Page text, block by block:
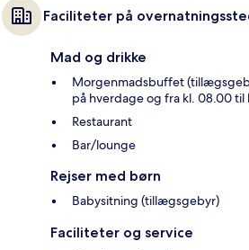
Faciliteter på
Mad og drikke
Morgenmadsbuffet
på hverdage og fra kl. 08.00 til
Restaurant
Bar/lounge
Rejser med børn
Babysitning (tillægsgebyr)
Faciliteter og service